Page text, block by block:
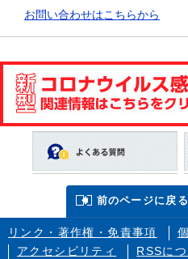
お問い合わせはこちらから
前のページに戻る
リンク・著作権・免責事項
アクセシビリティ
RSSに